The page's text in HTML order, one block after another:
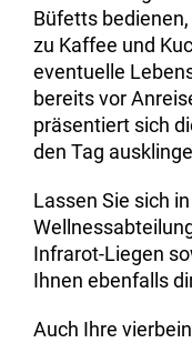
Büfetts
zu Kaffee und
eventuelle
bereits vor
präsentiert sich
den Tag
Lassen Sie sich
Infrarot-Liegen
Ihnen ebenfalls
Auch Ihre